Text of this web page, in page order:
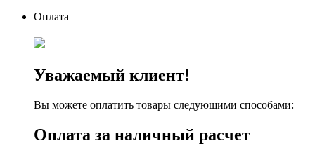
Оплата
Уважаемый клиент!
Вы можете оплатить товары следующими способами:
Оплата за наличный расчет